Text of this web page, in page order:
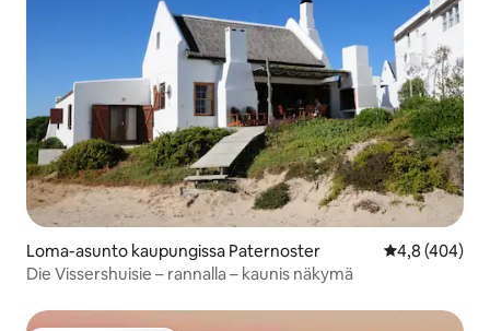
Loma-asunto kaupungissa Paternoster
4,8 (404)
Die Vissershuisie – rannalla – kaunis näkymä